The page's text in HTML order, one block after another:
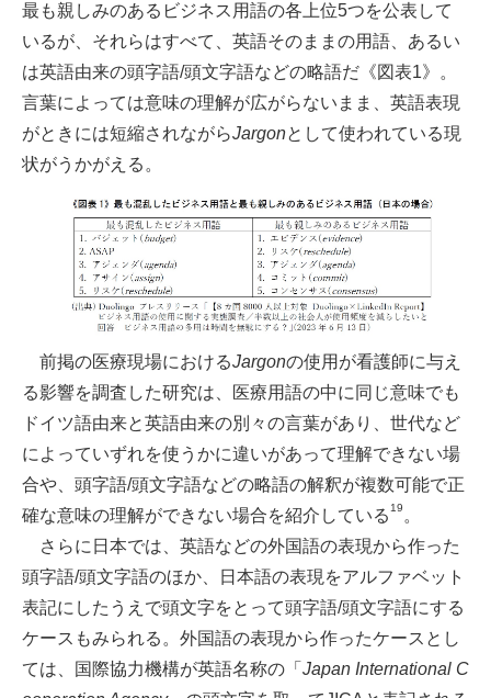
最も親しみのあるビジネス用語の各上位5つを公表して
いるが、それらはすべて、英語そのままの用語、あるい
は英語由来の頭字語/頭文字語などの略語だ《図表1》。
言葉によっては意味の理解が広がらないまま、英語表現
がときには短縮されながらJargonとして使われている現
状がうかがえる。
前掲の医療現場におけるJargonの使用が看護師に与え
る影響を調査した研究は、医療用語の中に同じ意味でも
ドイツ語由来と英語由来の別々の言葉があり、世代など
によっていずれを使うかに違いがあって理解できない場
合や、頭字語/頭文字語などの略語の解釈が複数可能で正
確な意味の理解ができない場合を紹介している 19 。
さらに日本では、英語などの外国語の表現から作った
頭字語/頭文字語のほか、日本語の表現をアルファベット
表記にしたうえで頭文字をとって頭字語/頭文字語にする
ケースもみられる。外国語の表現から作ったケースとし
ては、国際協力機構が英語名称の「 Japan International C